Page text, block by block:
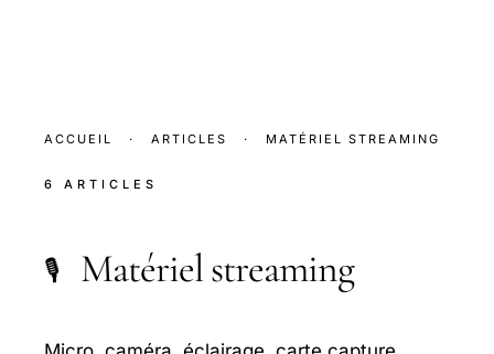
ACCUEIL · ARTICLES · MATÉRIEL STREAMING
6 ARTICLES
🎙️ Matériel streaming